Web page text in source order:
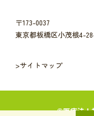
〒173-0037
東京都板橋区小茂根4-
>サイトマップ
©︎医療法人